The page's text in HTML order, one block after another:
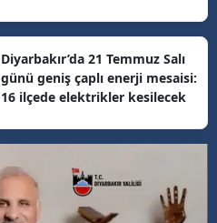
Diyarbakır’da 21 Temmuz Salı
günü geniş çaplı enerji mesaisi:
16 ilçede elektrikler kesilecek